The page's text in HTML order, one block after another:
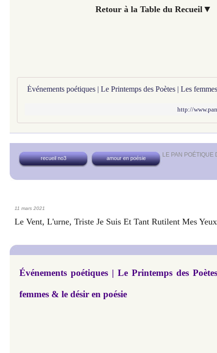
Retour à la Table du Recueil ▼
http://
LE PAN POÉTIQUE
recueil no3 amour en poésie
11 mars 2021
Le Vent, L'urne, Triste Je Suis Et Tant Rutilent Mes
Événements poétiques | Le Printemps des
femmes & le désir en poésie